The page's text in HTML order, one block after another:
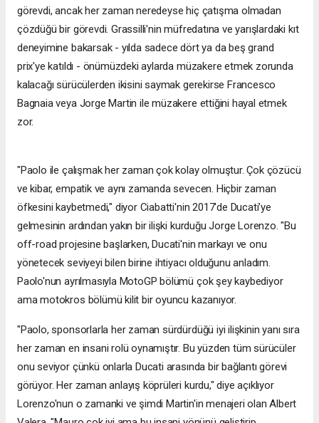
görevdi, ancak her zaman neredeyse hiç çatışma olmadan
çözdüğü bir görevdi. Grassilli'nin müfredatına ve yarışlardaki kıt
deneyimine bakarsak - yılda sadece dört ya da beş grand
prix'ye katıldı - önümüzdeki aylarda müzakere etmek zorunda
kalacağı sürücülerden ikisini saymak gerekirse Francesco
Bagnaia veya Jorge Martin ile müzakere ettiğini hayal etmek
zor.
"Paolo ile çalışmak her zaman çok kolay olmuştur. Çok çözücü
ve kibar, empatik ve aynı zamanda sevecen. Hiçbir zaman
öfkesini kaybetmedi," diyor Ciabatti'nin 2017'de Ducati'ye
gelmesinin ardından yakın bir ilişki kurduğu Jorge Lorenzo. "Bu
off-road projesine başlarken, Ducati'nin markayı ve onu
yönetecek seviyeyi bilen birine ihtiyacı olduğunu anladım.
Paolo'nun ayrılmasıyla MotoGP bölümü çok şey kaybediyor
ama motokros bölümü kilit bir oyuncu kazanıyor.
"Paolo, sponsorlarla her zaman sürdürdüğü iyi ilişkinin yanı sıra
her zaman en insani rolü oynamıştır. Bu yüzden tüm sürücüler
onu seviyor çünkü onlarla Ducati arasında bir bağlantı görevi
görüyor. Her zaman anlayış köprüleri kurdu," diye açıklıyor
Lorenzo'nun o zamanki ve şimdi Martin'in menajeri olan Albert